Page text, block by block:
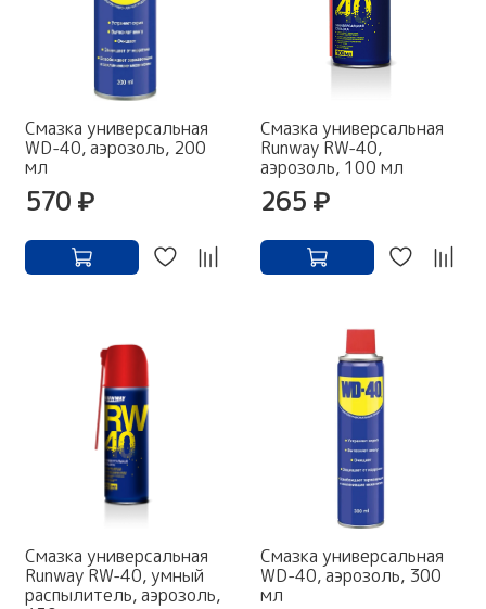
Смазка универсальная
WD-40, аэрозоль, 200
мл
570 ₽
Смазка универсальная
Runway RW-40,
аэрозоль, 100 мл
265 ₽
Смазка универсальная
Runway RW-40, умный
распылитель, аэрозоль,
Смазка универсальная
WD-40, аэрозоль, 300
мл